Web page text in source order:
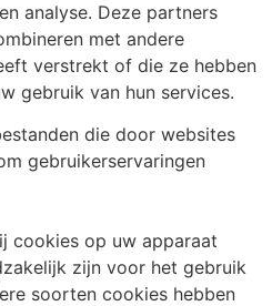
analyse. Deze partners
met andere
verstrekt of die ze hebben
gebruik van hun services.
die door websites
gebruikerservaringen
cookies op uw apparaat
zijn voor het gebruik
soorten cookies hebben